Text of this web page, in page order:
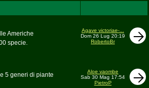
Oroya,
Pelecyphora,
Strombocactus ,
Yavia. Sottotribù:
Epiphyllum,
Americhe
specie.
Furcraea,
Polianthes,
Agave victoriae-...
Dom 26 Lug 20:19
RobertoBr
5 generi di piante
Aloe vaombe
Sab 30 Mag 17:54
PietroP